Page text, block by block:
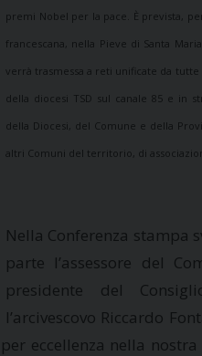
premi Nobel per la pace. È prevista,
francescana, nella Pieve di Santa
verrà trasmessa a reti unificate da
della diocesi TSD sul canale 85 e in
della Diocesi, del Comune e della
altri Comuni del territorio, di
Nella Conferenza stampa
parte l’assessore del
presidente del
l’arcivescovo Riccardo
eccellenza nella nostra